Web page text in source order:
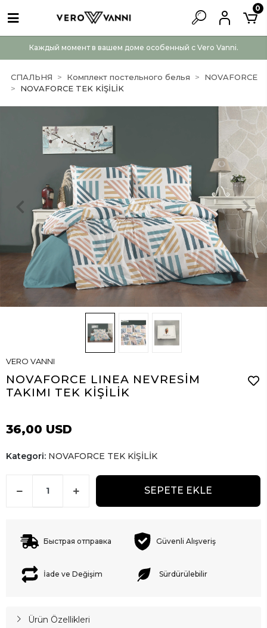
Каждый момент в вашем доме особенный с Vero Vanni.
0
СПАЛЬНЯ Комплект постельного белья
NOVAFORCE
NOVAFORCE TEK KİŞİLİK
VERO VANNI
NOVAFORCE LINEA NEVRESİM
TAKIMI TEK KİŞİLİK
36,00 USD
Kategori: NOVAFORCE TEK KİŞİLİK
SEPETE EKLE
Быстрая отправка Güvenli Alışveriş
İade ve Değişim Sürdürülebilir
Ürün Özellikleri